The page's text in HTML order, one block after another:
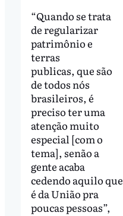
“Quando se trata
de regularizar
patrimônio e
terras
publicas, que são
de todos nós
brasileiros, é
preciso ter uma
atenção muito
especial [com o
tema], senão a
gente acaba
cedendo aquilo que
é da União pra
poucas pessoas”,